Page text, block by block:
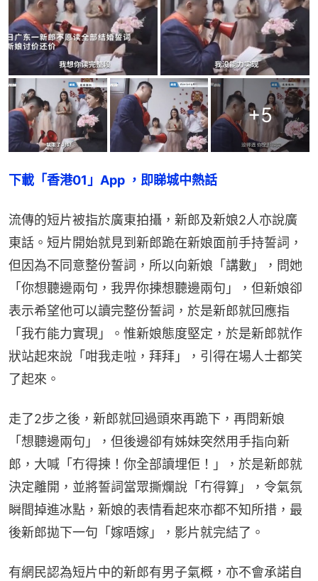
+5
下載「香港01」App ，即睇城中熱話
流傳的短片被指於廣東拍攝，新郎及新娘2人亦說廣
東話。短片開始就見到新郎跪在新娘面前手持誓詞，
但因為不同意整份誓詞，所以向新娘「講數」，問她
「你想聽邊兩句，我畀你揀想聽邊兩句」，但新娘卻
表示希望他可以讀完整份誓詞，於是新郎就回應指
「我冇能力實現」。惟新娘態度堅定，於是新郎就作
狀站起來說「咁我走啦，拜拜」，引得在場人士都笑
了起來。
走了2步之後，新郎就回過頭來再跪下，再問新娘
「想聽邊兩句」，但後邊卻有姊妹突然用手指向新
郎，大喊「冇得揀！你全部讀埋佢！」，於是新郎就
決定離開，並將誓詞當眾撕爛說「冇得算」，令氣氛
瞬間掉進冰點，新娘的表情看起來亦都不知所措，最
後新郎拋下一句「嫁唔嫁」，影片就完結了。
有網民認為短片中的新郎有男子氣概，亦不會承諾自